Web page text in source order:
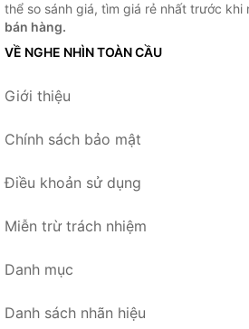
thể so sánh giá, tìm giá rẻ nhất trước khi
bán hàng.
VỀ NGHE NHÌN TOÀN CẦU
Giới thiệu
Chính sách bảo mật
Điều khoản sử dụng
Miễn trừ trách nhiệm
Danh mục
Danh sách nhãn hiệu